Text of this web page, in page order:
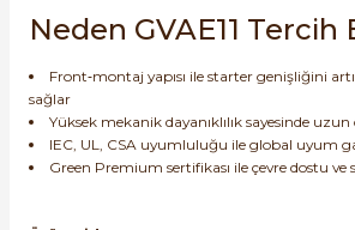
Neden GVAE11 Tercih
Front‑montaj yapısı ile starter genişliğini
sağlar
Yüksek mekanik dayanıklılık sayesinde
IEC, UL, CSA uyumluluğu ile global uyum
Green Premium sertifikası ile çevre dostu